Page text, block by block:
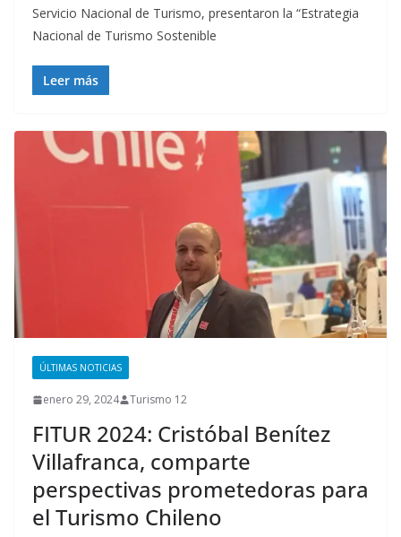
Servicio Nacional de Turismo, presentaron la “Estrategia
Nacional de Turismo Sostenible
Leer más
ÚLTIMAS NOTICIAS
enero 29, 2024 Turismo 12
FITUR 2024: Cristóbal Benítez
Villafranca, comparte
perspectivas prometedoras para
el Turismo Chileno